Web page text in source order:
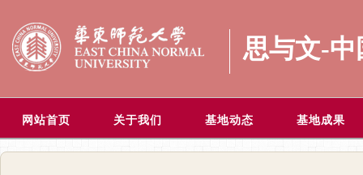
思与文-
网站首页 关于我们 基地动态 基地成果